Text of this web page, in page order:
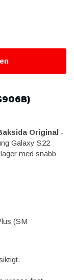
Original -
Galaxy S22
med snabb
(SM